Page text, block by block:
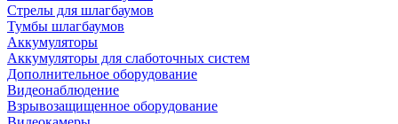
Стрелы для шлагбаумов
Тумбы шлагбаумов
Аккумуляторы
Аккумуляторы для слаботочных систем
Дополнительное оборудование
Видеонаблюдение
Взрывозащищенное оборудование